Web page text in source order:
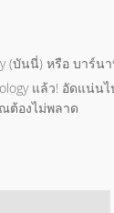
(บันนี่) หรือ บาร์น
แล้ว! อัดแน่น
ต้องไม่พลาด